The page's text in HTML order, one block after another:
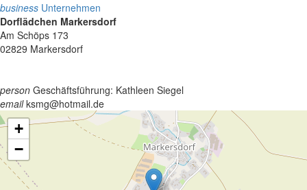
business Unternehmen
Dorflädchen Markersdorf
Am Schöps 173
02829 Markersdorf
person Geschäftsführung: Kathleen Siegel
emailksmg@hotmail.de
+
−